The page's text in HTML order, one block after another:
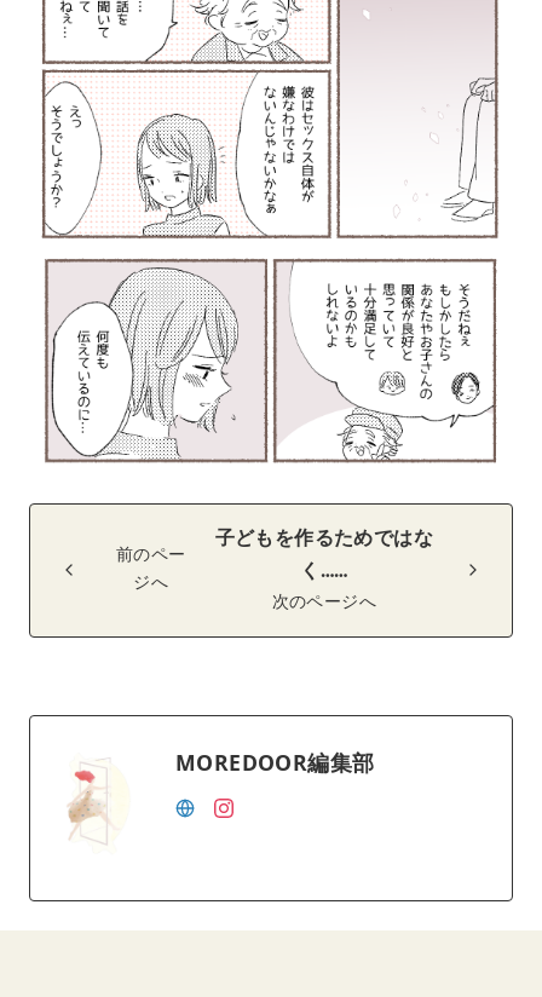
前のペー
ジへ
子どもを作るためではな
く……
次のページへ
MOREDOOR編集部